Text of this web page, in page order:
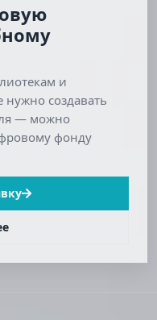
и
создавать
— можно
фонду